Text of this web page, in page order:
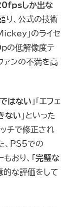
しか出な
語り、公式の技術
」のライセ
の低解像度テ
ァンの不満を高
はない 」「 エフェ
ない 」といった
チで修正され
、PS5での
おり、「 完璧な
的な評価をして